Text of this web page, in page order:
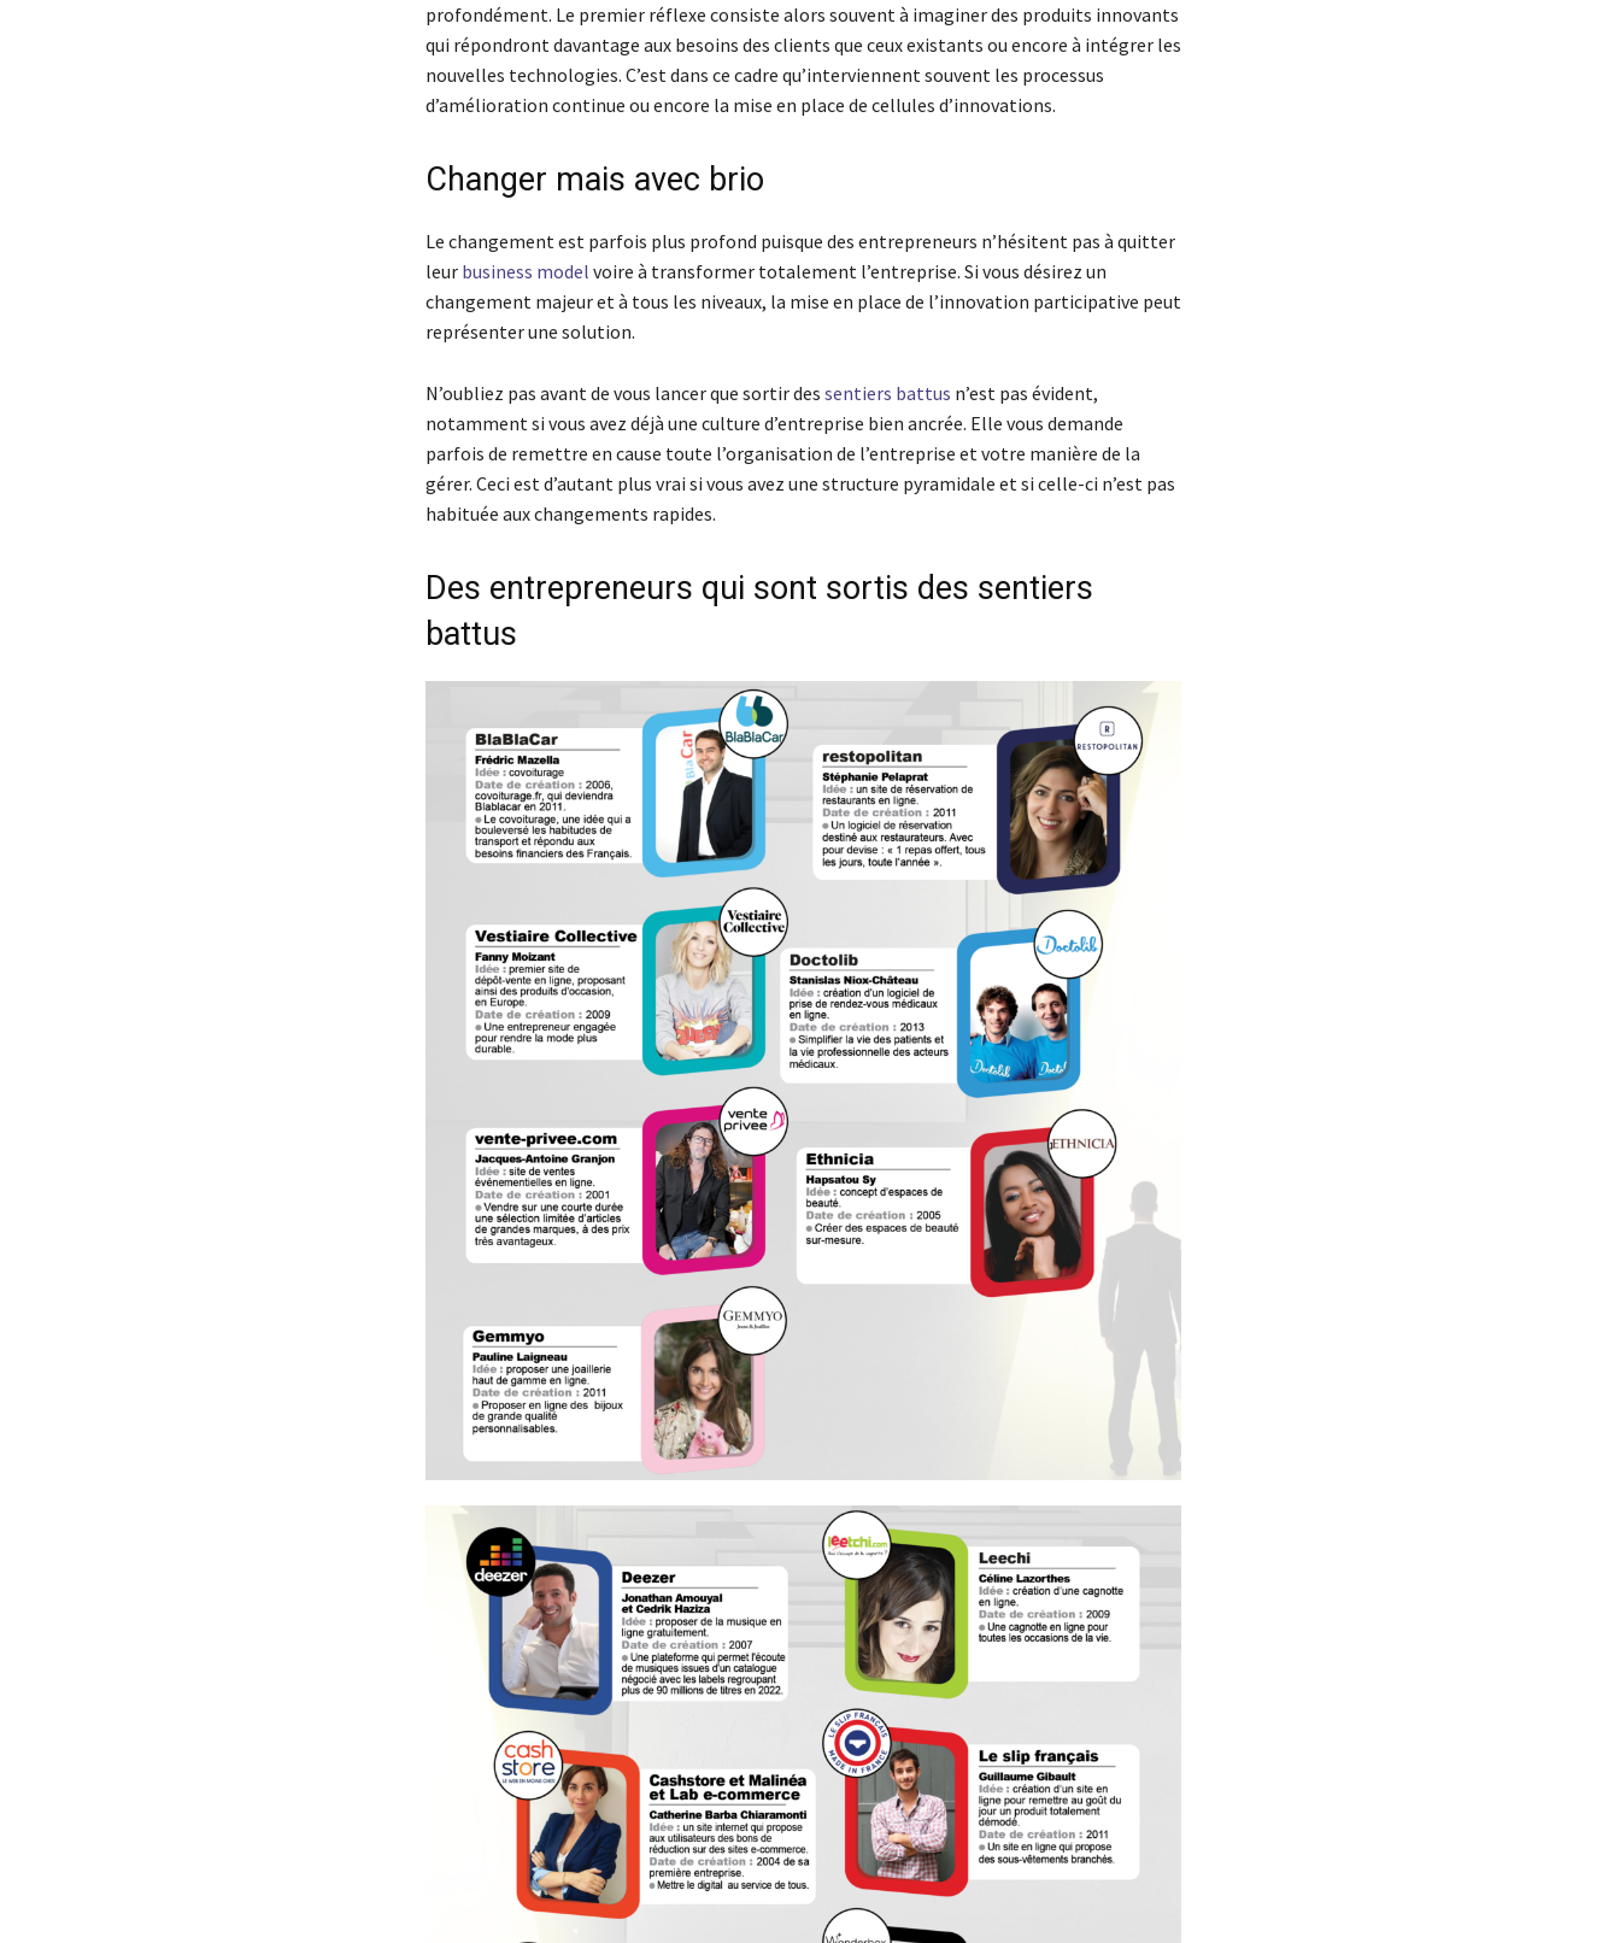
profondément. Le premier réflexe consiste alors souvent à imaginer des produits innovants
qui répondront davantage aux besoins des clients que ceux existants ou encore à intégrer les
nouvelles technologies. C’est dans ce cadre qu’interviennent souvent les processus
d’amélioration continue ou encore la mise en place de cellules d’innovations.
Changer mais avec brio
Le changement est parfois plus profond puisque des entrepreneurs n’hésitent pas à quitter
leur business model voire à transformer totalement l’entreprise. Si vous désirez un
changement majeur et à tous les niveaux, la mise en place de l’innovation participative peut
représenter une solution.
N’oubliez pas avant de vous lancer que sortir des sentiers battus n’est pas évident,
notamment si vous avez déjà une culture d’entreprise bien ancrée. Elle vous demande
parfois de remettre en cause toute l’organisation de l’entreprise et votre manière de la
gérer. Ceci est d’autant plus vrai si vous avez une structure pyramidale et si celle-ci n’est pas
habituée aux changements rapides.
Des entrepreneurs qui sont sortis des sentiers
battus